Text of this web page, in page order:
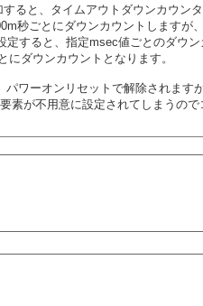
ると、タイムアウトダウンカウン
秒ごとにダウンカウントしますが
定すると、指定msec値ごとのダウ
にダウンカウントとなります。
パワーオンリセットで解除されます
素が不用意に設定されてしまうの